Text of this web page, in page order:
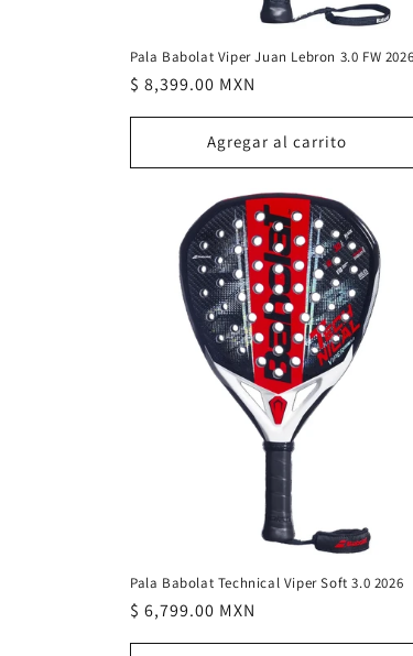
Pala Babolat Viper Juan Lebron 3.0 FW 2026
Precio
$ 8,399.00 MXN
Agregar al carrito
Pala Babolat Technical Viper Soft 3.0 2026
Precio
$ 6,799.00 MXN